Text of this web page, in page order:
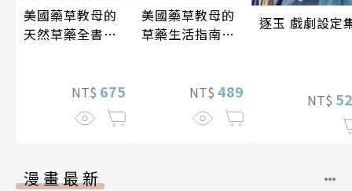
美國藥草教母的
天然草藥全書
NT$ 675
美國藥草教母的
草藥生活指南
NT$ 489
逐玉 戲劇設定
NT$
漫畫最新